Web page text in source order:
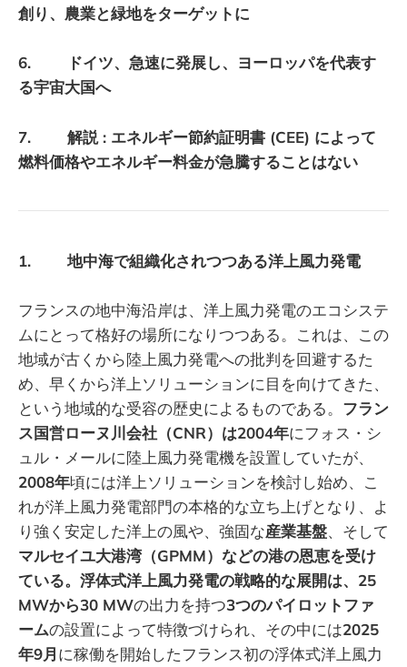
創り、農業と緑地をターゲットに
6. ドイツ、急速に発展し、ヨーロッパを代表す
る宇宙大国へ
7. 解説 : エネルギー節約証明書 (CEE) によって
燃料価格やエネルギー料金が急騰することはない
1. 地中海で組織化されつつある洋上風力発電
フランスの地中海沿岸は、洋上風力発電のエコシステ
ムにとって格好の場所になりつつある。これは、この
地域が古くから陸上風力発電への批判を回避するた
め、早くから洋上ソリューションに目を向けてきた、
という地域的な受容の歴史によるものである。 フラン
ス国営ローヌ川会社（CNR）は2004年にフォス・シ
ュル・メールに陸上風力発電機を設置していたが、
2008年頃には洋上ソリューションを検討し始め、こ
れが洋上風力発電部門の本格的な立ち上げとなり、よ
り強く安定した洋上の風や、強固な産業基盤、そして
マルセイユ大港湾（GPMM）などの港の恩恵を受け
ている。浮体式洋上風力発電の戦略的な展開は、25
MWから30 MWの出力を持つ3つのパイロットファ
ームの設置によって特徴づけられ、その中には2025
年9月に稼働を開始したフランス初の浮体式洋上風力